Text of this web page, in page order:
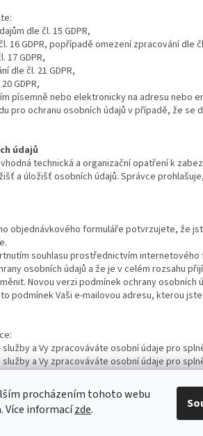
procházením tohoto webu
Více informacízde.
dle čl. 15 GDPR,
16 GDPR, popřípadě omezení zpracování dle
17 GDPR,
dle čl. 21 GDPR,
GDPR,
písemně nebo elektronicky na adresu nebo
pro ochranu osobních údajů v případě, že se
údajů
technická a organizační opatření k
a úložišť osobních údajů. Správce
objednávkového formuláře potvrzujete, že
souhlasu prostřednictvím
osobních údajů a že je v celém rozsahu
Novou verzi podmínek ochrany osobních
podmínek Vaši e-mailovou adresu, kterou
a Vy zpracováváte osobní údaje pro
a Vy zpracováváte osobní údaje pro
než zákazníků pro účely marketingu,
údajů pro účely marketingu.